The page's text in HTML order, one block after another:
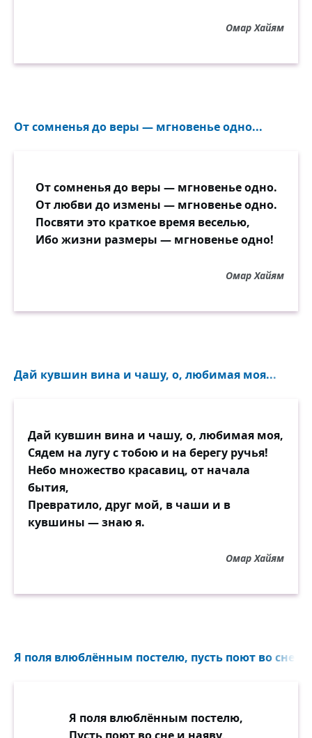
Омар Хайям
От сомненья до веры — мгновенье одно...
От сомненья до веры — мгновенье одно.
От любви до измены — мгновенье одно.
Посвяти это краткое время веселью,
Ибо жизни размеры — мгновенье одно!
Омар Хайям
Дай кувшин вина и чашу, о, любимая моя...
Дай кувшин вина и чашу, о, любимая моя,
Сядем на лугу с тобою и на берегу ручья!
Небо множество красавиц, от начала
бытия,
Превратило, друг мой, в чаши и в
кувшины — знаю я.
Омар Хайям
Я поля влюблённым постелю, пусть поют во сне и
Я поля влюблённым постелю,